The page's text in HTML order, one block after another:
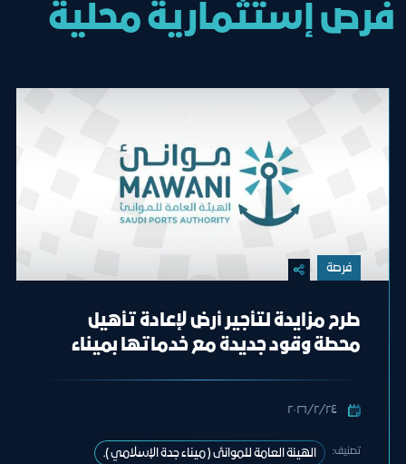
فرص إستثمارية محلية
فرصة
طرح مزايدة لتأجير أرض لإعادة تأهيل
محطة وقود جديدة مع خدماتها بميناء
٢٤‏/٢‏/٢٠٢٦
تصنيف: الهيئة العامة للموانئ ( ميناء جدة الإسلامي ).